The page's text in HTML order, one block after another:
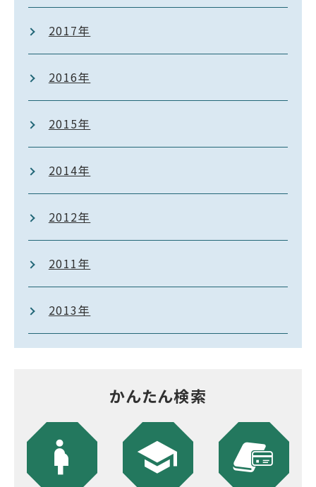
2017年
2016年
2015年
2014年
2012年
2011年
2013年
かんたん検索